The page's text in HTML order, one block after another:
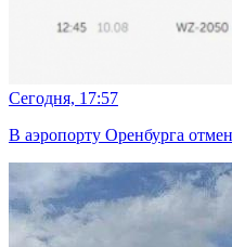
Сегодня, 17:57
В аэропорту Оренбурга